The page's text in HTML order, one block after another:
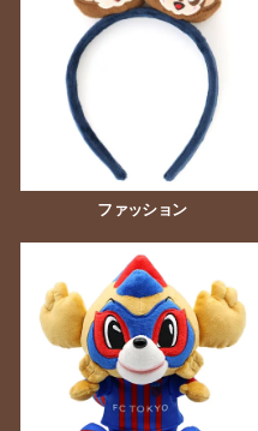
ファッション